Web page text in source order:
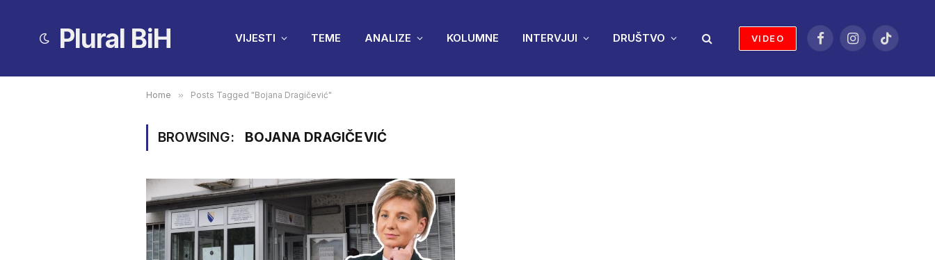
Plural BiH VIJESTI TEME ANALIZE KOLUMNE INTERVJUI DRUŠTVO VIDEO
FacebookInstagramTikTok
Home » Posts Tagged "Bojana Dragičević"
BROWSING: BOJANA DRAGIČEVIĆ